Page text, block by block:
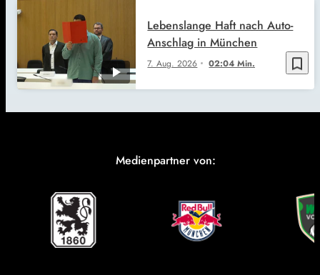
bookmark_border
7. Aug. 2026 02:04 Min.
Lebenslange Haft nach Auto-
Anschlag in München
Medienpartner von: